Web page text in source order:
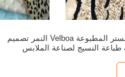
100 ٪ البوليستر المطبوعة Velboa النمر تصميم
طباعة النسيج لصناعة الملابس